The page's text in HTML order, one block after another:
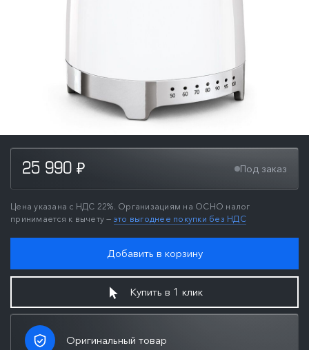
25 990 ₽ Под заказ
Цена указана с НДС 22%. Организациям на ОСНО налог
принимается к вычету — это выгоднее покупки без НДС
Добавить в корзину
Купить в 1 клик
Оригинальный товар